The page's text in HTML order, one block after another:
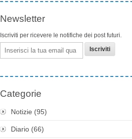
Newsletter
Iscriviti per ricevere le notifiche dei post futuri.
Email
Categorie
Notizie (95)
Diario (66)